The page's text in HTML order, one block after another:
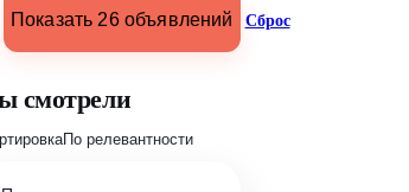
Показать 26 объявлений Сброс
смотрели
По релевантности